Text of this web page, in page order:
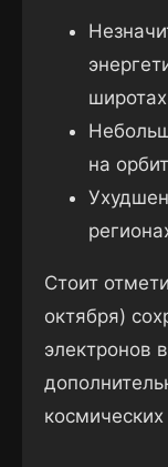
на
Стоит
октября)
электронов